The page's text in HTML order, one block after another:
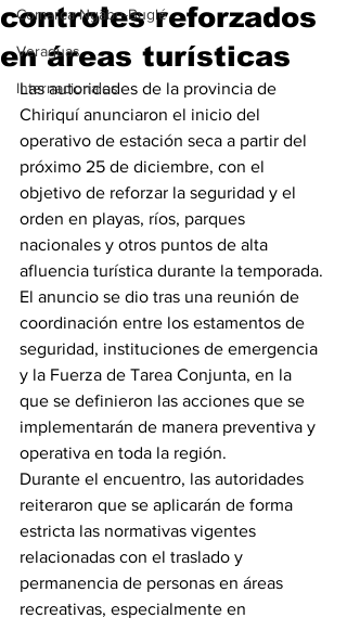
Comarca Ngäbe-Buglé
Veraguas
Internacionales
controles reforzados
en áreas turísticas
Las autoridades de la provincia de
Chiriquí anunciaron el inicio del
operativo de estación seca a partir del
próximo 25 de diciembre, con el
objetivo de reforzar la seguridad y el
orden en playas, ríos, parques
nacionales y otros puntos de alta
afluencia turística durante la temporada.
El anuncio se dio tras una reunión de
coordinación entre los estamentos de
seguridad, instituciones de emergencia
y la Fuerza de Tarea Conjunta, en la
que se definieron las acciones que se
implementarán de manera preventiva y
operativa en toda la región.
Durante el encuentro, las autoridades
reiteraron que se aplicarán de forma
estricta las normativas vigentes
relacionadas con el traslado y
permanencia de personas en áreas
recreativas, especialmente en